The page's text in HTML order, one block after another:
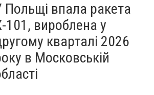
Польщі впала ракета
101, вироблена у
кварталі 2026
в Московській